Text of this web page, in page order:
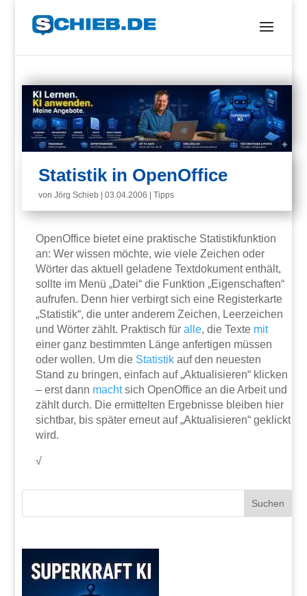
Statistik in OpenOffice
vonJörg Schieb |03.04.2006 |Tipps
OpenOffice bietet eine praktische Statistikfunktion
an: Wer wissen möchte, wie viele Zeichen oder
Wörter das aktuell geladene Textdokument enthält,
sollte im Menü „Datei“ die Funktion „Eigenschaften“
aufrufen. Denn hier verbirgt sich eine Registerkarte
„Statistik“, die unter anderem Zeichen, Leerzeichen
und Wörter zählt. Praktisch füralle, die Texte mit
einer ganz bestimmten Länge anfertigen müssen
oder wollen. Um die Statistik auf den neuesten
Stand zu bringen, einfach auf „Aktualisieren“ klicken
– erst dann machtsich OpenOffice an die Arbeit und
zählt durch. Die ermittelten Ergebnisse bleiben hier
sichtbar, bis später erneut auf „Aktualisieren“ geklickt
wird.
√